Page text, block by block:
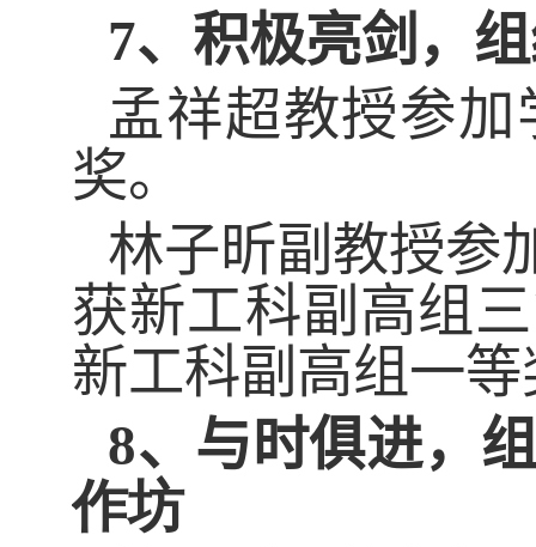
7、 积极亮剑，
孟祥超教授参
奖。
林子昕副教授参
获新工科副高组
新工科副高组一
8、 与时俱进，
作坊